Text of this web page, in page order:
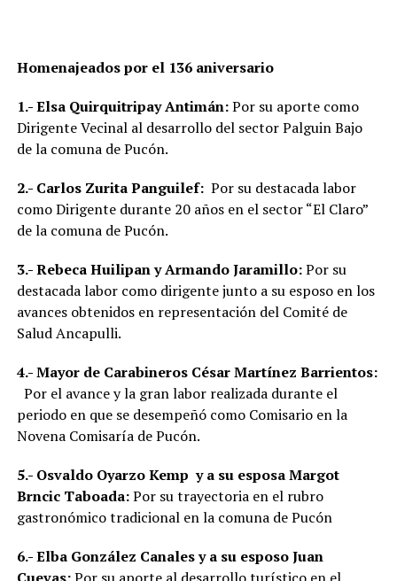
Homenajeados por el 136 aniversario
1.-Elsa Quirquitripay Antimán:Por su aporte como
Dirigente Vecinal al desarrollo del sector Palguin Bajo
de la comuna de Pucón.
2.- Carlos Zurita Panguilef:Por su destacada labor
como Dirigente durante 20 años en el sector “El Claro”
de la comuna de Pucón.
3.-Rebeca Huilipan y Armando Jaramillo:Por su
destacada labor como dirigente junto a su esposo en los
avances obtenidos en representación del Comité de
Salud Ancapulli.
4.-Mayor de Carabineros César Martínez Barrientos:
Por el avance y la gran labor realizada durante el
periodo en que se desempeñó como Comisario en la
Novena Comisaría de Pucón.
5.- Osvaldo Oyarzo Kemp y a su esposa Margot
Brncic Taboada:Por su trayectoria en el rubro
gastronómico tradicional en la comuna de Pucón
6.-Elba González Canales y a su esposo Juan